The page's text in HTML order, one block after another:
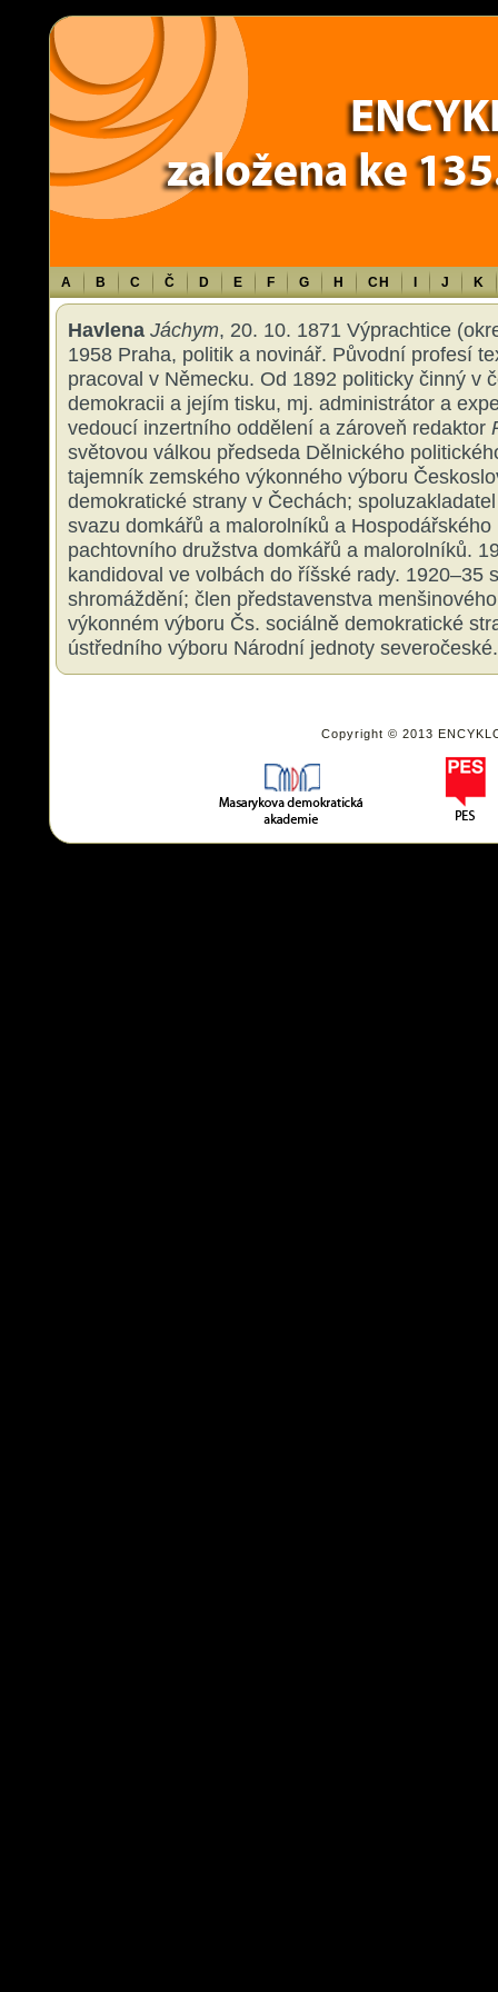
Warning: Use of undefined constant TXT - assumed 'TXT' (this will throw
content/themes/sablona/functions.php
A B C Č D E F G H CH J K
Havlena Jáchym, 20. 10. 1871 Výprachtice
1958 Praha, politik a novinář. Původní profesí
pracoval v Německu. Od 1892 politicky činný v
demokracii a jejím tisku, mj. administrátor a
vedoucí inzertního oddělení a zároveň redaktor
světovou válkou předseda Dělnického
tajemník zemského výkonného výboru
demokratické strany v Čechách;
svazu domkářů a malorolníků a Hospodářského
pachtovního družstva domkářů a malorolníků.
kandidoval ve volbách do říšské rady. 1920–35
shromáždění; člen představenstva
výkonném výboru Čs. sociálně demokratické
ústředního výboru Národní jednoty severočeské.
Copyright © 2013